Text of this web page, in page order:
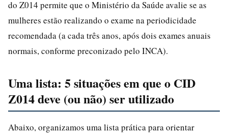
do Z014 permite que o Ministério da Saúde avalie se as
mulheres estão realizando o exame na periodicidade
recomendada (a cada três anos, após dois exames anuais
normais, conforme preconizado pelo INCA).
Uma lista: 5 situações em que o CID
Z014 deve (ou não) ser utilizado
Abaixo, organizamos uma lista prática para orientar